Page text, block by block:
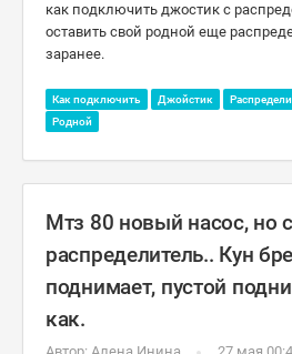
как подключить джостик с
оставить свой родной еще
заранее.
Как подключить Джойстик
Родной
Мтз 80 новый насос, но
распределитель.. Кун
поднимает, пустой
как.